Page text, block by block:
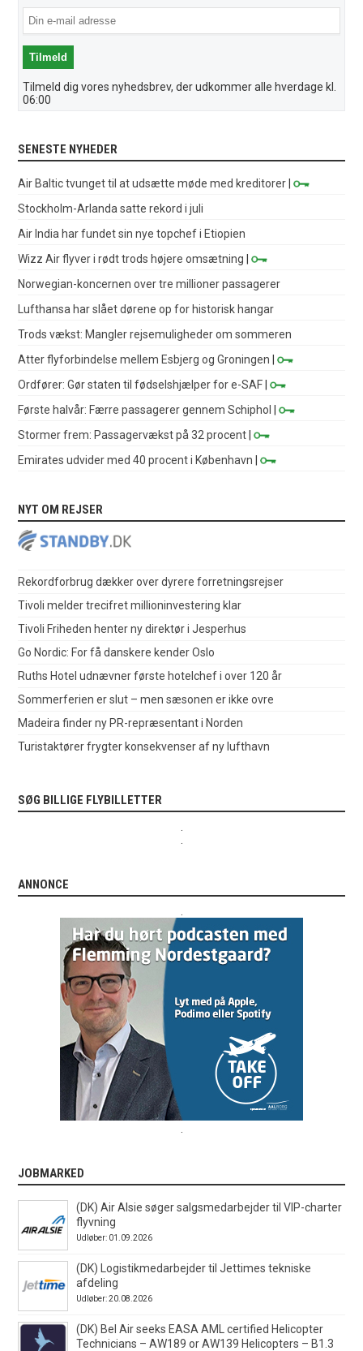
Tilmeld dig vores nyhedsbrev, der udkommer alle hverdage kl.
06:00
SENESTE NYHEDER
Air Baltic tvunget til at udsætte møde med kreditorer |
Stockholm-Arlanda satte rekord i juli
Air India har fundet sin nye topchef i Etiopien
Wizz Air flyver i rødt trods højere omsætning |
Norwegian-koncernen over tre millioner passagerer
Lufthansa har slået dørene op for historisk hangar
Trods vækst: Mangler rejsemuligheder om sommeren
Atter flyforbindelse mellem Esbjerg og Groningen |
Ordfører: Gør staten til fødselshjælper for e-SAF |
Første halvår: Færre passagerer gennem Schiphol
|
Stormer frem: Passagervækst på 32 procent |
Emirates udvider med 40 procent i København |
NYT OM REJSER
Rekordforbrug dækker over dyrere forretningsrejser
Tivoli melder trecifret millioninvestering klar
Tivoli Friheden henter ny direktør i Jesperhus
Go Nordic: For få danskere kender Oslo
Ruths Hotel udnævner første hotelchef i over 120 år
Sommerferien er slut – men sæsonen er ikke ovre
Madeira finder ny PR-repræsentant i Norden
Turistaktører frygter konsekvenser af ny lufthavn
SØG BILLIGE FLYBILLETTER
ANNONCE
JOBMARKED
(DK) Air Alsie søger salgsmedarbejder til VIP-charter
flyvning
Udløber: 01.09.2026
(DK) Logistikmedarbejder til Jettimes tekniske
afdeling
Udløber: 20.08.2026
(DK) Bel Air seeks EASA AML certified Helicopter
Technicians – AW189 or AW139 Helicopters – B1.3